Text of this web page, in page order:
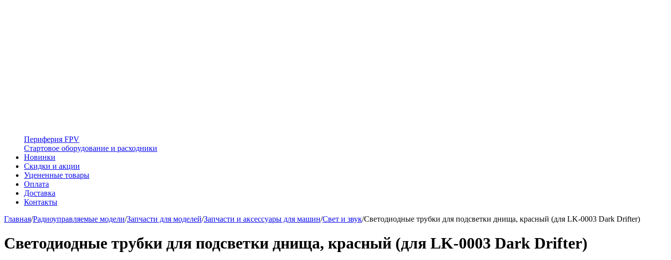
Периферия FPV
Стартовое оборудование и расходники
Новинки
Скидки и акции
Уцененные товары
Оплата
Доставка
Контакты
Главная/Радиоуправляемые модели/Запчасти для моделей/Запчасти и аксессуары для машин/Свет и звук/Светодиодные трубки для подсветки днища, красный (для LK-0003 Dark Drifter)
Светодиодные трубки для подсветки днища, красный (для LK-0003 Dark Drifter)